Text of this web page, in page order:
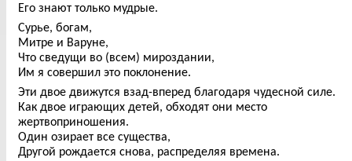
Его знают только мудрые.
Сурье, богам,
Митре и Варуне,
Что сведущи во (всем) мироздании,
Им я совершил это поклонение.
Эти двое движутся взад-вперед благодаря чудесной силе.
Как двое играющих детей, обходят они место
жертвоприношения.
Один озирает все существа,
Другой рождается снова, распределяя времена.